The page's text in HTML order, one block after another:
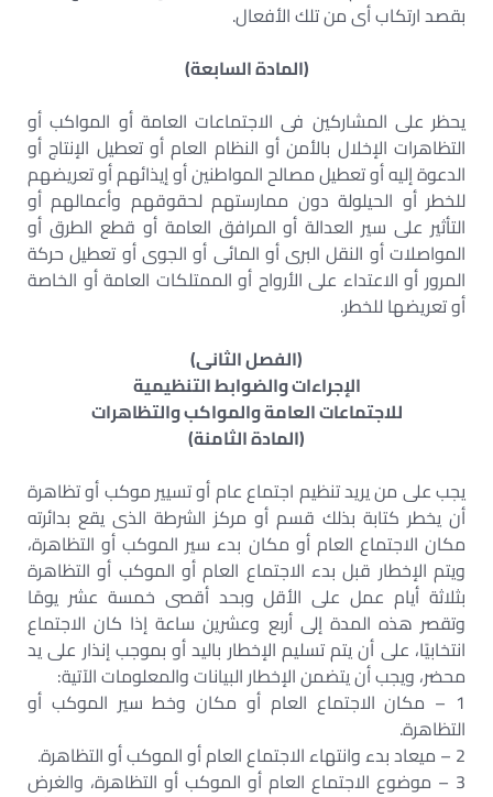
بقصد ارتكاب أى من تلك الأفعال.
(المادة السابعة)
يحظر على المشاركين فى الاجتماعات العامة أو المواكب أو
التظاهرات الإخلال بالأمن أو النظام العام أو تعطيل الإنتاج أو
الدعوة إليه أو تعطيل مصالح المواطنين أو إيذائهم أو تعريضهم
للخطر أو الحيلولة دون ممارستهم لحقوقهم وأعمالهم أو
التأثير على سير العدالة أو المرافق العامة أو قطع الطرق أو
المواصلات أو النقل البرى أو المائى أو الجوى أو تعطيل حركة
المرور أو الاعتداء على الأرواح أو الممتلكات العامة أو الخاصة
أو تعريضها للخطر.
(الفصل الثانى)
الإجراءات والضوابط التنظيمية
للاجتماعات العامة والمواكب والتظاهرات
(المادة الثامنة)
يجب على من يريد تنظيم اجتماع عام أو تسيير موكب أو تظاهرة
أن يخطر كتابة بذلك قسم أو مركز الشرطة الذى يقع بدائرته
مكان الاجتماع العام أو مكان بدء سير الموكب أو التظاهرة،
ويتم الإخطار قبل بدء الاجتماع العام أو الموكب أو التظاهرة
بثلاثة أيام عمل على الأقل وبحد أقصى خمسة عشر يومًا
وتقصر هذه المدة إلى أربع وعشرين ساعة إذا كان الاجتماع
انتخابيًا، على أن يتم تسليم الإخطار باليد أو بموجب إنذار على يد
محضر، ويجب أن يتضمن الإخطار البيانات والمعلومات الآتية:
1 – مكان الاجتماع العام أو مكان وخط سير الموكب أو
التظاهرة.
2 – ميعاد بدء وانتهاء الاجتماع العام أو الموكب أو التظاهرة.
3 – موضوع الاجتماع العام أو الموكب أو التظاهرة، والغرض